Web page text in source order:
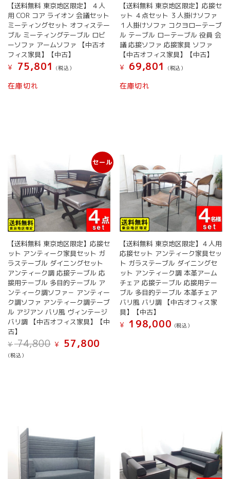
【送料無料 東京地区限定】 ４人
用 COR コア ライオン 会議セット
ミーティングセット オフィステー
ブル ミーティングテーブル ロビ
ーソファ アームソファ 【中古オ
フィス家具】【中古】
¥
75,801 (税込）
在庫切れ
【送料無料 東京地区限定】応接セ
ット ４点セット ３人掛けソファ
１人掛けソファ コクヨローテーブ
ル テーブル ローテーブル 役員 会
議 応接ソファ 応接家具 ソファ
【中古オフィス家具】【中古】
¥
69,801 (税込）
在庫切れ
セール
【送料無料 東京地区限定】応接セ
ット アンティーク家具セット ガ
ラステーブル ダイニングセット
アンティーク調 応接テーブル 応
接用テーブル 多目的テーブル ア
ンティーク調ソファ－ アンティー
ク調ソファ アンティーク調テーブ
ル アジアン バリ風 ヴィンテージ
バリ調 【中古オフィス家具】【中
古】
¥74,800 元
の
¥ 57,800
(税込）
【送料無料 東京地区限定】４人用
応接セット アンティーク家具セッ
ト ガラステーブル ダイニングセ
ット アンティーク調 本革アーム
チェア 応接テーブル 応接用テー
ブル 多目的テーブル 本革チェア
バリ風 バリ調 【中古オフィス家
具】【中古】
¥
198,000 (税込）